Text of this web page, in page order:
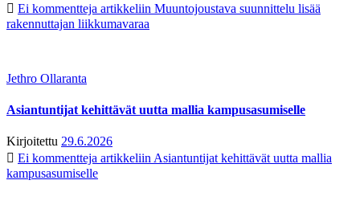
Ei kommentteja artikkeliin Muuntojoustava suunnittelu lisää
rakennuttajan liikkumavaraa
Jethro Ollaranta
Asiantuntijat kehittävät uutta mallia kampusasumiselle
Kirjoitettu 29.6.2026
Ei kommentteja artikkeliin Asiantuntijat kehittävät uutta mallia
kampusasumiselle